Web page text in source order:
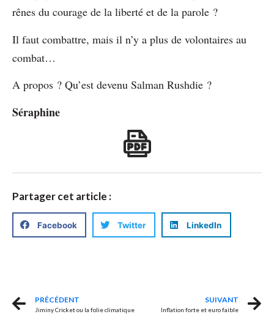
rênes du courage de la liberté et de la parole ?
Il faut combattre, mais il n’y a plus de volontaires au
combat…
A propos ? Qu’est devenu Salman Rushdie ?
Séraphine
Partager cet article :
Facebook Twitter LinkedIn
PRÉCÉDENT
Jiminy Cricket ou la folie climatique
SUIVANT
Inflation forte et euro faible